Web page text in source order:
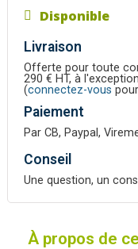
Disponible
Livraison
Offerte pour toute
290 € HT, à
(connectez-vous
Paiement
Par CB, Paypal,
Conseil
Une question, un
À propos de